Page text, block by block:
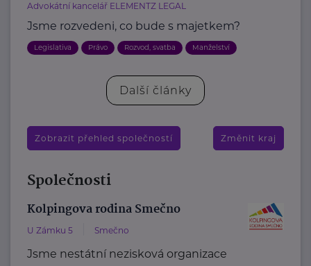
Advokátní kancelář ELEMENTZ LEGAL
Jsme rozvedeni, co bude s majetkem?
Legislativa Právo Rozvod, svatba Manželství
Další články
Zobrazit přehled společností Změnit kraj
Společnosti
Kolpingova rodina Smečno
U Zámku 5 Smečno
Jsme nestátní nezisková organizace